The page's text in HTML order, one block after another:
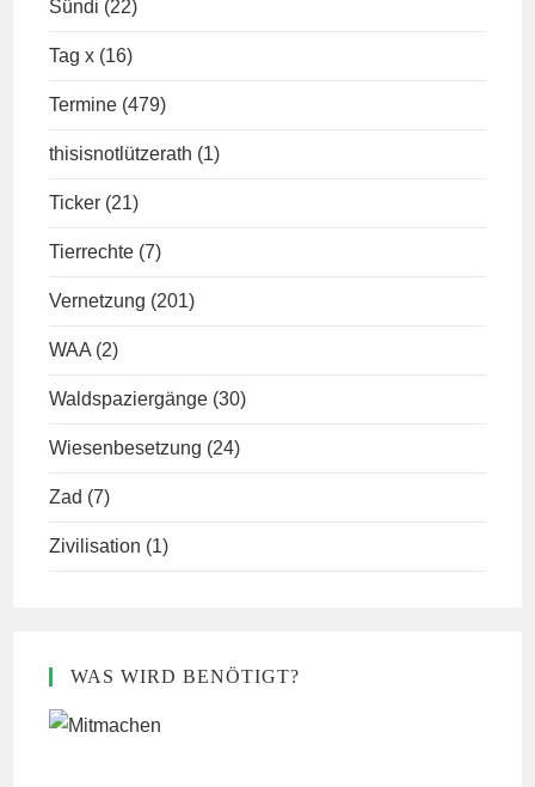
Sündi (22)
Tag x (16)
Termine (479)
thisisnotlützerath (1)
Ticker (21)
Tierrechte (7)
Vernetzung (201)
WAA (2)
Waldspaziergänge (30)
Wiesenbesetzung (24)
Zad (7)
Zivilisation (1)
WAS WIRD BENÖTIGT?